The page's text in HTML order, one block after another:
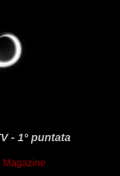
- 1° puntata
Magazine